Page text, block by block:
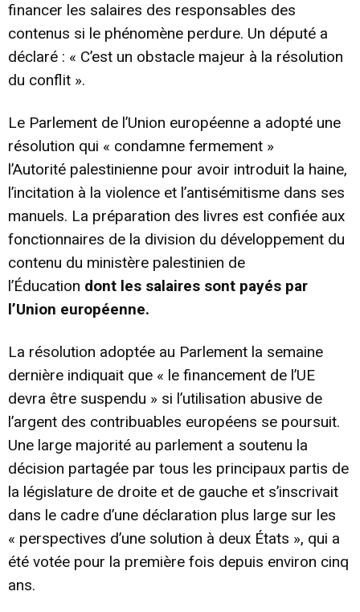
financer les salaires des responsables des
contenus si le phénomène perdure. Un député a
déclaré : « C’est un obstacle majeur à la résolution
du conflit ».
Le Parlement de l’Union européenne a adopté une
résolution qui « condamne fermement »
l’Autorité palestinienne pour avoir introduit la haine,
l’incitation à la violence et l’antisémitisme dans ses
manuels. La préparation des livres est confiée aux
fonctionnaires de la division du développement du
contenu du ministère palestinien de
l’Éducation dont les salaires sont payés par
l’Union européenne.
La résolution adoptée au Parlement la semaine
dernière indiquait que « le financement de l’UE
devra être suspendu » si l’utilisation abusive de
l’argent des contribuables européens se poursuit.
Une large majorité au parlement a soutenu la
décision partagée par tous les principaux partis de
la législature de droite et de gauche et s’inscrivait
dans le cadre d’une déclaration plus large sur les
« perspectives d’une solution à deux États », qui a
été votée pour la première fois depuis environ cinq
ans.